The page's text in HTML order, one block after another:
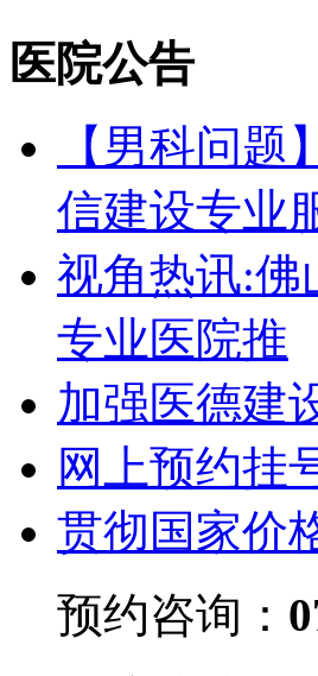
医院公告
【男科问
信建设专业
视角热讯:佛
专业医院推
加强医德建
网上预约挂
贯彻国家价
预约咨询：